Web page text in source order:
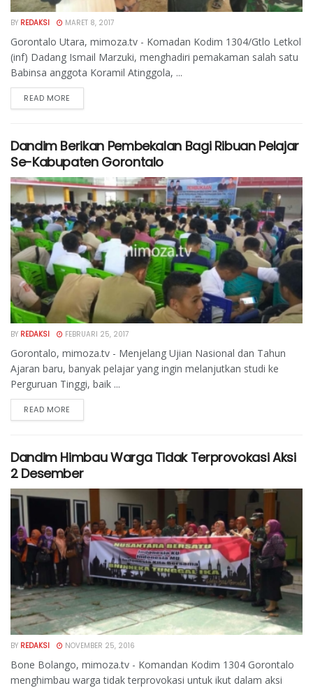
BY REDAKSI MARET 8, 2017
Gorontalo Utara, mimoza.tv - Komadan Kodim 1304/Gtlo Letkol
(inf) Dadang Ismail Marzuki, menghadiri pemakaman salah satu
Babinsa anggota Koramil Atinggola, ...
READ MORE
Dandim Berikan Pembekalan Bagi Ribuan Pelajar
Se-Kabupaten Gorontalo
BY REDAKSI FEBRUARI 25, 2017
Gorontalo, mimoza.tv - Menjelang Ujian Nasional dan Tahun
Ajaran baru, banyak pelajar yang ingin melanjutkan studi ke
Perguruan Tinggi, baik ...
READ MORE
Dandim Himbau Warga Tidak Terprovokasi Aksi
2 Desember
BY REDAKSI NOVEMBER 25, 2016
Bone Bolango, mimoza.tv - Komandan Kodim 1304 Gorontalo
menghimbau warga tidak terprovokasi untuk ikut dalam aksi